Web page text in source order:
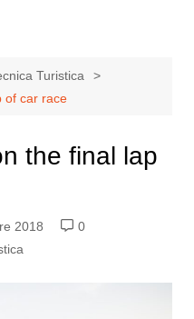
Turistica
of car race
the final lap
2018
0